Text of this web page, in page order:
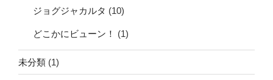
ジョグジャカルタ (10)
どこかにビューン！ (1)
未分類 (1)